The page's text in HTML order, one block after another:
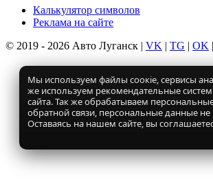
Калькулятор символов
Реклама на сайте
© 2019 - 2026 Авто Луганск | VK | TG | OK |
Мы используем файлы соокіе, сервисы
же используем рекомендательные
сайта. Так же обрабатываем
обратной связи, персональные данные
Оставаясь на нашем сайте, вы